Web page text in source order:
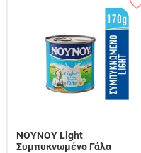
ΝΟΥΝΟΥ Light
Συμπυκνωμένο Γάλα